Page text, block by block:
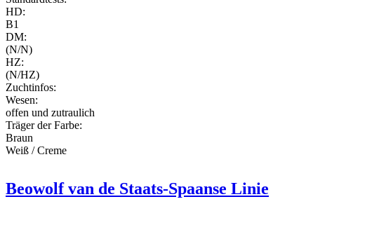
HD:
B1
DM:
(N/N)
HZ:
(N/HZ)
Zuchtinfos:
Wesen:
offen und zutraulich
Träger der Farbe:
Braun
Weiß / Creme
Beowolf van de Staats-Spaanse Linie